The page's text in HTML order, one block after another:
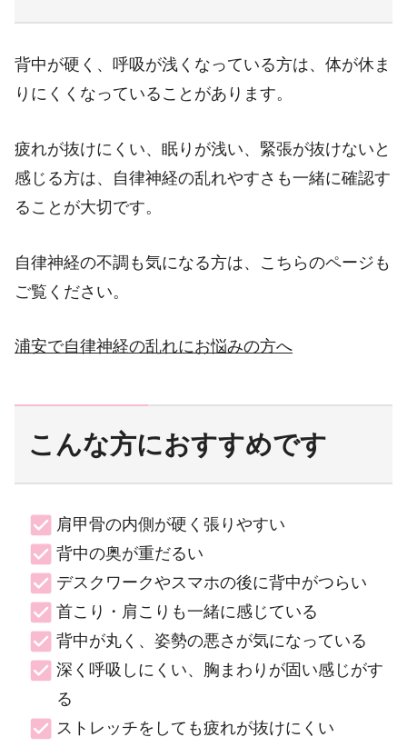
背中が硬く、呼吸が浅くなっている方は、体が休ま
りにくくなっていることがあります。
疲れが抜けにくい、眠りが浅い、緊張が抜けないと
感じる方は、自律神経の乱れやすさも一緒に確認す
ることが大切です。
自律神経の不調も気になる方は、こちらのページも
ご覧ください。
浦安で自律神経の乱れにお悩みの方へ
こんな方におすすめです
肩甲骨の内側が硬く張りやすい
背中の奥が重だるい
デスクワークやスマホの後に背中がつらい
首こり・肩こりも一緒に感じている
背中が丸く、姿勢の悪さが気になっている
深く呼吸しにくい、胸まわりが固い感じがす
る
ストレッチをしても疲れが抜けにくい